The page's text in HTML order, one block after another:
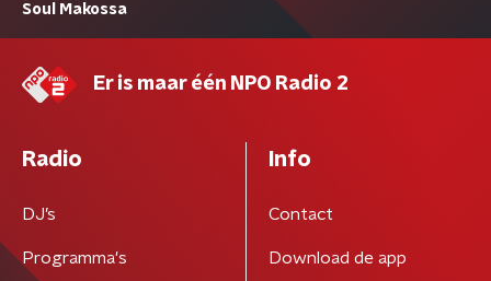
Soul Makossa
Er is maar één NPO Radio 2
Radio
DJ’s
Programma's
Info
Contact
Download de app